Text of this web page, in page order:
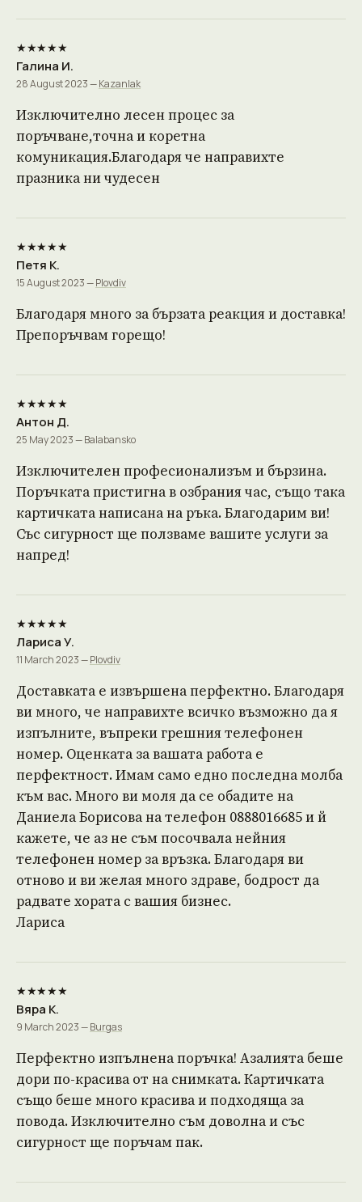
★★★★★
Галина И.
28 August 2023 —Kazanlak
Изключително лесен процес за
поръчване,точна и коретна
комуникация.Благодаря че направихте
празника ни чудесен
★★★★★
Петя К.
15 August 2023 —Plovdiv
Благодаря много за бързата реакция и доставка!
Препоръчвам горещо!
★★★★★
Антон Д.
25 May 2023 — Balabansko
Изключителен професионализъм и бързина.
Поръчката пристигна в озбрания час, също така
картичката написана на ръка. Благодарим ви!
Със сигурност ще ползваме вашите услуги за
напред!
★★★★★
Лариса У.
11 March 2023 —Plovdiv
Доставката е извършена перфектно. Благодаря
ви много, че направихте всичко възможно да я
изпълните, въпреки грешния телефонен
номер. Оценката за вашата работа е
перфектност. Имам само едно последна молба
към вас. Много ви моля да се обадите на
Даниела Борисова на телефон 0888016685 и й
кажете, че аз не съм посочвала нейния
телефонен номер за връзка. Благодаря ви
отново и ви желая много здраве, бодрост да
радвате хората с вашия бизнес.
Лариса
★★★★★
Вяра К.
9 March 2023 —Burgas
Перфектно изпълнена поръчка! Азалията беше
дори по-красива от на снимката. Картичката
също беше много красива и подходяща за
повода. Изключително съм доволна и със
сигурност ще поръчам пак.